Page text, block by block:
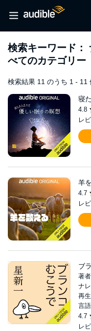
検索キーワード：
べてのカテゴリー
検索結果 11 のうち 1 - 11
寝
4.8
レ
羊
4.7
レ
ブ
著者
ナ
再
言
4.7
レ